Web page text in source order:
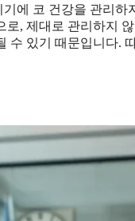
에 코 건강을 관리
, 제대로 관리하지
있기 때문입니다.